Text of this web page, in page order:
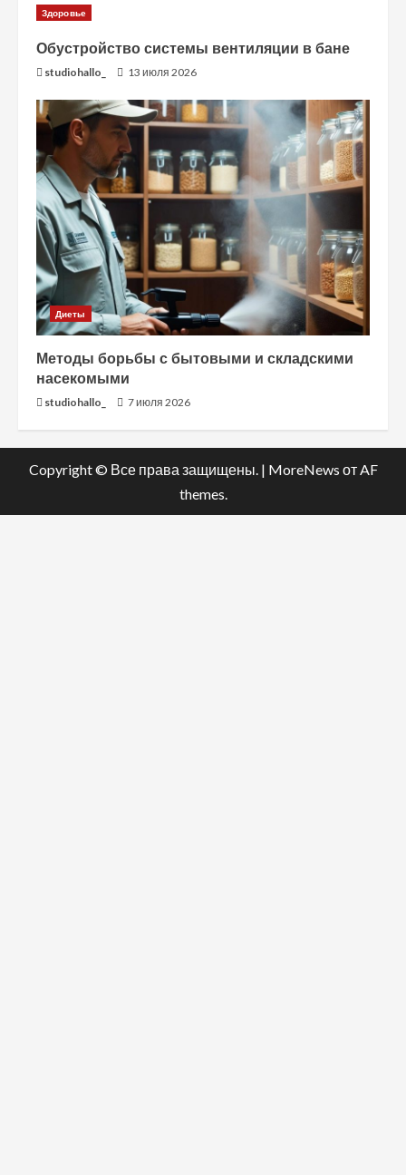
Здоровье
Обустройство системы вентиляции в бане
studiohallo_ 13 июля 2026
Диеты
Методы борьбы с бытовыми и складскими
насекомыми
studiohallo_ 7 июля 2026
Copyright © Все права защищены. | MoreNews от AF
themes.